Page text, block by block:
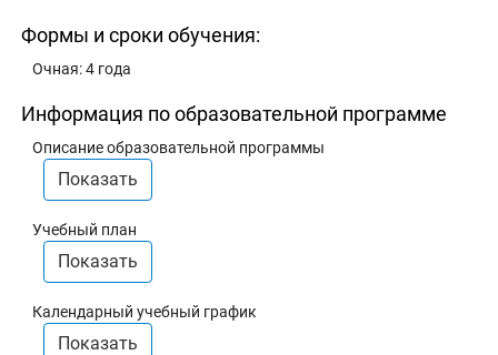
Формы и сроки обучения:
Очная: 4 года
Информация по образовательной программе
Описание образовательной программы
Показать
Учебный план
Показать
Календарный учебный график
Показать